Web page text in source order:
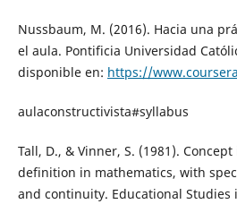
Nussbaum, M. (2016). Hacia una
el aula. Pontificia Universidad
disponible en: https://
aulaconstructivista#syllabus
Tall, D., & Vinner, S. (1981).
definition in mathematics, with
and continuity. Educational Studies